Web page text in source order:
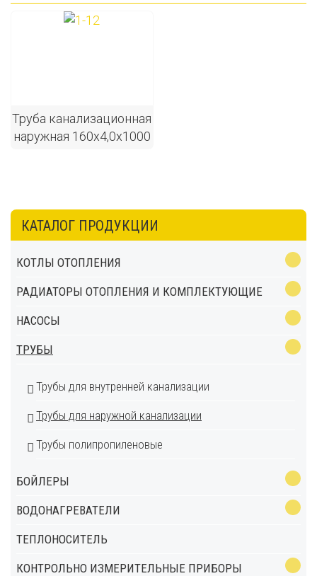
Труба канализационная
наружная 160х4,0х1000
КАТАЛОГ ПРОДУКЦИИ
КОТЛЫ ОТОПЛЕНИЯ
РАДИАТОРЫ ОТОПЛЕНИЯ И КОМПЛЕКТУЮЩИЕ
НАСОСЫ
ТРУБЫ
Трубы для внутренней канализации
Трубы для наружной канализации
Трубы полипропиленовые
БОЙЛЕРЫ
ВОДОНАГРЕВАТЕЛИ
ТЕПЛОНОСИТЕЛЬ
КОНТРОЛЬНО ИЗМЕРИТЕЛЬНЫЕ ПРИБОРЫ